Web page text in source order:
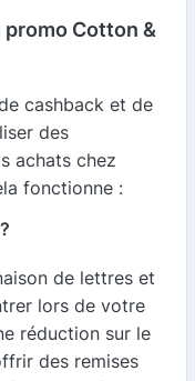
Cotton &
cashback et de
des
achats chez
fonctionne :
de lettres et
lors de votre
réduction sur le
des remises